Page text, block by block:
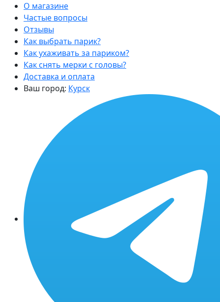
О магазине
Частые вопросы
Отзывы
Как выбрать парик?
Как ухаживать за париком?
Как снять мерки с головы?
Доставка и оплата
Ваш город: Курск